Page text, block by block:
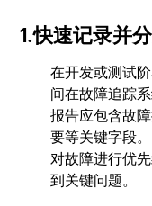
1.快速记录并
在开发或测试
间在故障追踪
报告应包含故
要等关键字段。
对故障进行优
到关键问题。